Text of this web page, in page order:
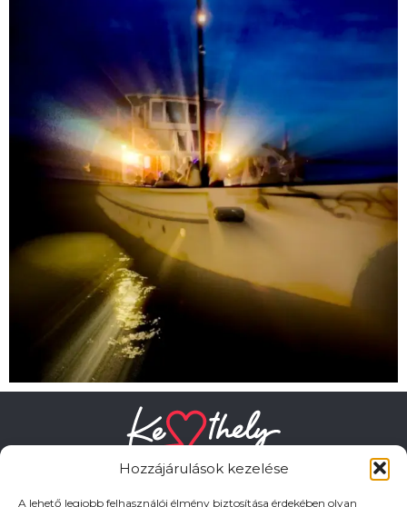
Hozzájárulások kezelése
A lehető legjobb felhasználói élmény biztosítása érdekében olyan